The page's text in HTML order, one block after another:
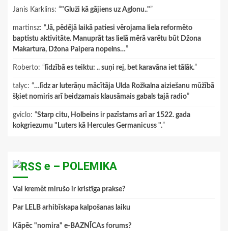
Janis Karklins: “"Gluži kā gājiens uz Aglonu.."”
martinsz: “Jā, pēdējā laikā patiesi vērojama liela reformēto
baptistu aktivitāte. Manuprāt tas lielā mērā varētu būt Džona
Makartura, Džona Paipera nopelns…”
Roberto: “ līdzībā es teiktu: .. suņi rej, bet karavāna iet tālāk.”
talyc: “…līdz ar luterāņu mācītāja Ulda Rožkalna aiziešanu mūžībā
šķiet nomiris arī beidzamais klausāmais gabals tajā radio”
gviclo: “Starp citu, Holbeins ir pazīstams arī ar 1522. gada
kokgriezumu "Luters kā Hercules Germanicuss ".”
e – POLEMIKA
Vai kremēt mirušo ir kristīga prakse?
Par LELB arhibīskapa kalpošanas laiku
Kāpēc "nomira" e-BAZNĪCAs forums?